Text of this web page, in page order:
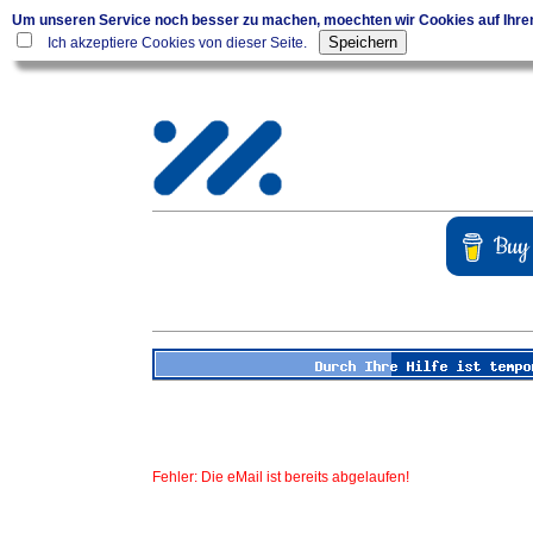
Um unseren Service noch besser zu machen, moechten wir Cookies auf
Ich akzeptiere Cookies von dieser Seite.
Fehler: Die eMail ist bereits abgelaufen!